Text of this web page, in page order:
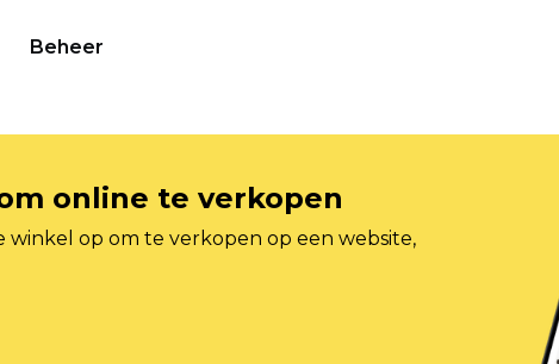
Beheer
online te verkopen
op om te verkopen op een website,